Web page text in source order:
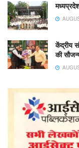
केंद्रीय
की